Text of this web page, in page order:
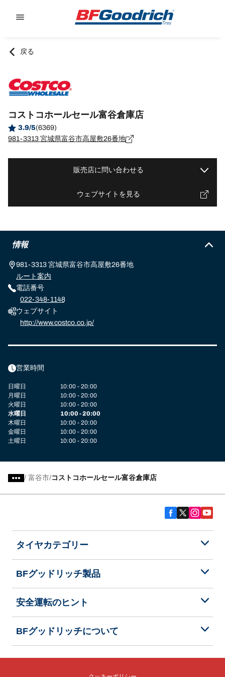
戻る
コストコホールセール富谷倉庫店
3.9/5(6369)
981-3313 宮城県富谷市高屋敷26番地
販売店に問い合わせる
ウェブサイトを見る
情報
981-3313 宮城県富谷市高屋敷26番地
ルート案内
電話番号
022-348-1148
ウェブサイト
http://www.costco.co.jp/
営業時間
日曜日
10:00 - 20:00
月曜日
10:00 - 20:00
火曜日
10:00 - 20:00
水曜日
10:00 - 20:00
木曜日
10:00 - 20:00
金曜日
10:00 - 20:00
土曜日
10:00 - 20:00
/ 富谷市 コストコホールセール富谷倉庫店
タイヤカテゴリー
BFグッドリッチ製品
安全運転のヒント
BFグッドリッチについて